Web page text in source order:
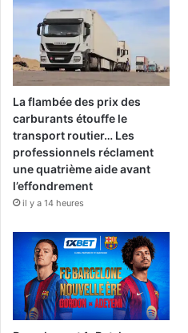
La flambée des prix des
carburants étouffe le
transport routier… Les
professionnels réclament
une quatrième aide avant
l’effondrement
il y a 14 heures